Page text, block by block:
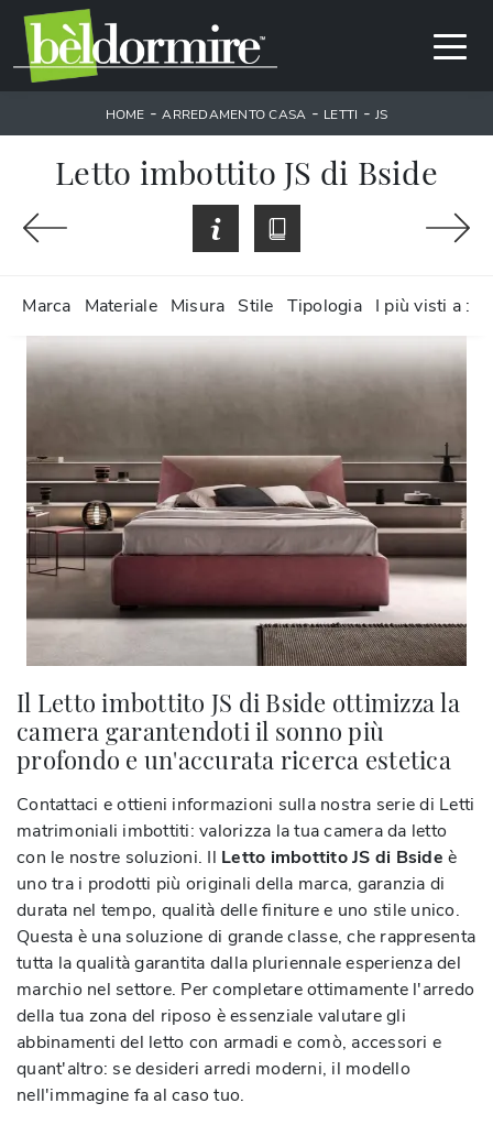
HOME -ARREDAMENTO CASA - LETTI - JS
Letto imbottito JS di Bside
Marca Materiale Misura Stile Tipologia I più visti a :
Il Letto imbottito JS di Bside ottimizza la
camera garantendoti il sonno più
profondo e un'accurata ricerca estetica
Contattaci e ottieni informazioni sulla nostra serie di Letti
matrimoniali imbottiti: valorizza la tua camera da letto
con le nostre soluzioni. Il Letto imbottito JS di Bside è
uno tra i prodotti più originali della marca, garanzia di
durata nel tempo, qualità delle finiture e uno stile unico.
Questa è una soluzione di grande classe, che rappresenta
tutta la qualità garantita dalla pluriennale esperienza del
marchio nel settore. Per completare ottimamente l'arredo
della tua zona del riposo è essenziale valutare gli
abbinamenti del letto con armadi e comò, accessori e
quant'altro: se desideri arredi moderni, il modello
nell'immagine fa al caso tuo.